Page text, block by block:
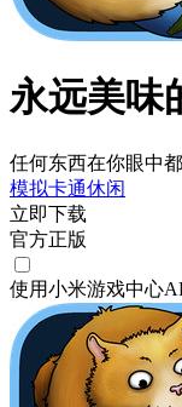
永远美味
任何东西在你眼中
模拟卡通休闲
立即下载
官方正版
使用小米游戏中心